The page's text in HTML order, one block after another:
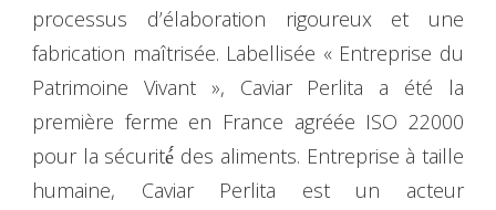
processus d’élaboration rigoureux et une
fabrication maîtrisée. Labellisée « Entreprise du
Patrimoine Vivant », Caviar Perlita a été la
première ferme en France agréée ISO 22000
pour la sécurité́ des aliments. Entreprise à taille
humaine, Caviar Perlita est un acteur